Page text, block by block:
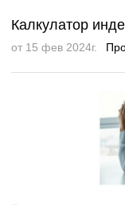
Калкулатор
от 15 фев 2024г.